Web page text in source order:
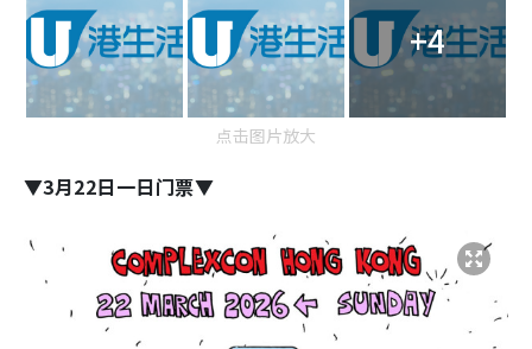
+4
点击图片放大
▼3月22日一日门票▼